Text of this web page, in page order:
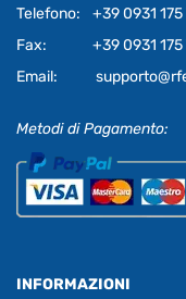
Telefono:
+39 0931 175
Fax:
+39 0931 175
Email:
Metodi di Pagamento:
INFORMAZIONI